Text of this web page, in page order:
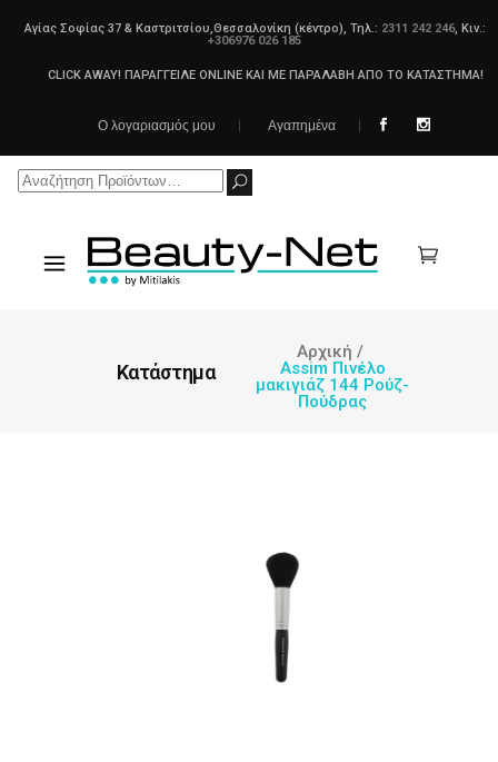
Αγίας Σοφίας 37 & Καστριτσίου,Θεσσαλονίκη (κέντρο), Τηλ.: 2311 242 246, Κιν.:
+306976 026 185
CLICK AWAY! ΠΑΡΑΓΓΕΙΛΕ ONLINE ΚΑΙ ΜΕ ΠΑΡΑΛΑΒΗ ΑΠΟ ΤΟ ΚΑΤΑΣΤΗΜΑ!
Ο λογαριασμός μου Αγαπημένα
Search
Κατάστημα
Αρχική /
Assim Πινέλο
μακιγιάζ 144 Ρούζ-
Πούδρας